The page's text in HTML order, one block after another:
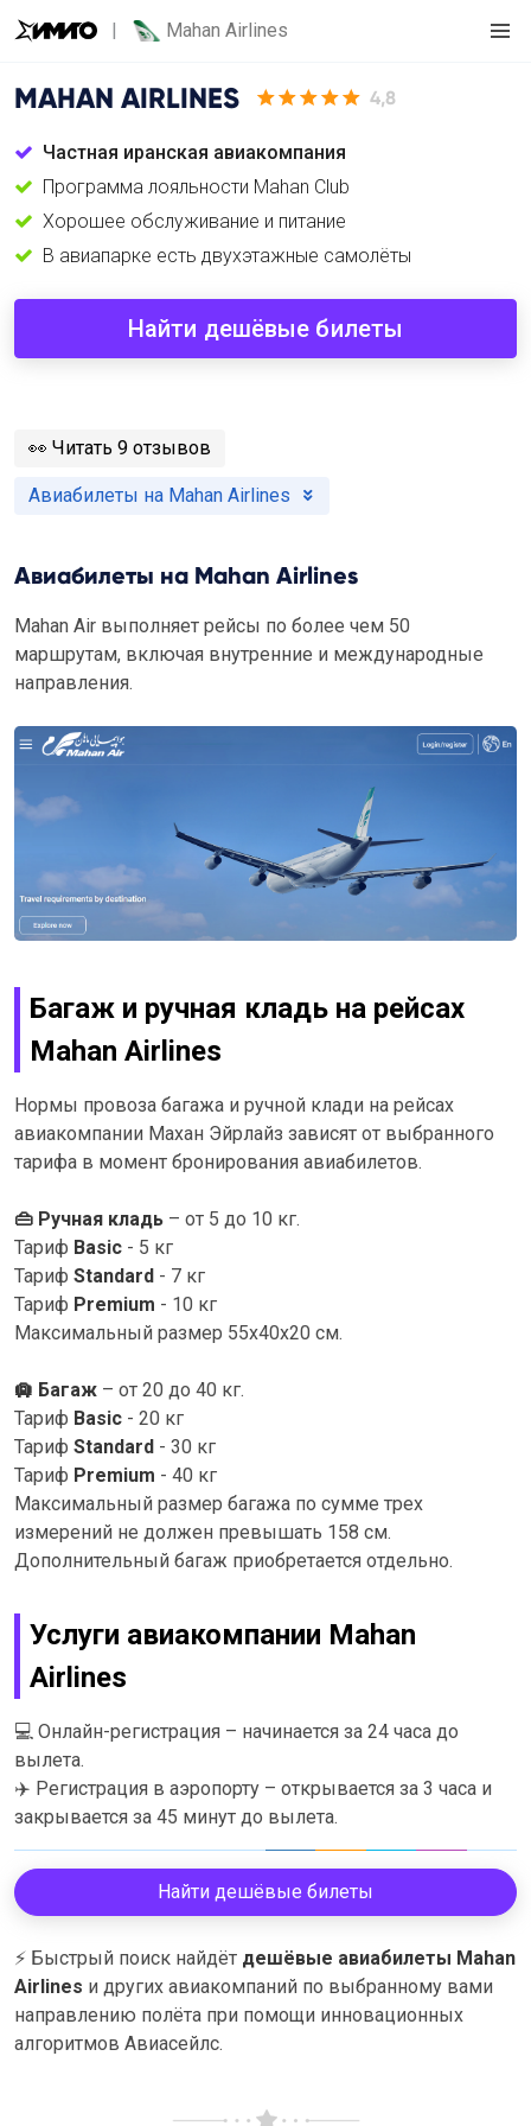
Mahan Airlines
MAHAN AIRLINES 4,8
Частная иранская авиакомпания
Программа лояльности Mahan Club
Хорошее обслуживание и питание
В авиапарке есть двухэтажные самолёты
Найти дешёвые билеты
️👀 Читать 9 отзывов
Авиабилеты на Mahan Airlines
Авиабилеты на Mahan Airlines
Mahan Air выполняет рейсы по более чем 50
маршрутам, включая внутренние и международные
направления.
Багаж и ручная кладь на рейсах
Mahan Airlines
Нормы провоза багажа и ручной клади на рейсах
авиакомпании Махан Эйрлайз зависят от выбранного
тарифа в момент бронирования авиабилетов.
👜 Ручная кладь – от 5 до 10 кг.
Тариф Basic - 5 кг
Тариф Standard - 7 кг
Тариф Premium - 10 кг
Максимальный размер 55x40x20 см.
🛄 Багаж – от 20 до 40 кг.
Тариф Basic - 20 кг
Тариф Standard - 30 кг
Тариф Premium - 40 кг
Максимальный размер багажа по сумме трех
измерений не должен превышать 158 см.
Дополнительный багаж приобретается отдельно.
Услуги авиакомпании Mahan
Airlines
💻 Онлайн-регистрация – начинается за 24 часа до
вылета.
✈️ Регистрация в аэропорту – открывается за 3 часа и
закрывается за 45 минут до вылета.
Найти дешёвые билеты
⚡ Быстрый поиск найдёт дешёвые авиабилеты Mahan
Airlines и других авиакомпаний по выбранному вами
направлению полёта при помощи инновационных
алгоритмов Авиасейлс.